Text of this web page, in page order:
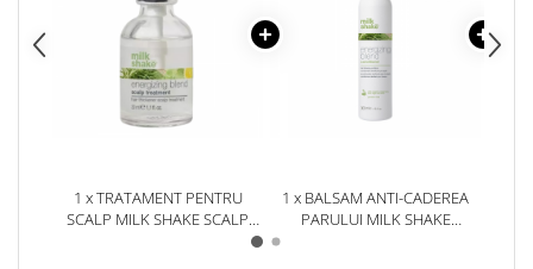
1 x TRATAMENT PENTRU
SCALP MILK SHAKE SCALP
CARE ENERGIZING BLEND, 30
1 x BALSAM ANTI-CADEREA
PARULUI MILK SHAKE
ENERGIZING BLEND, 300 ML